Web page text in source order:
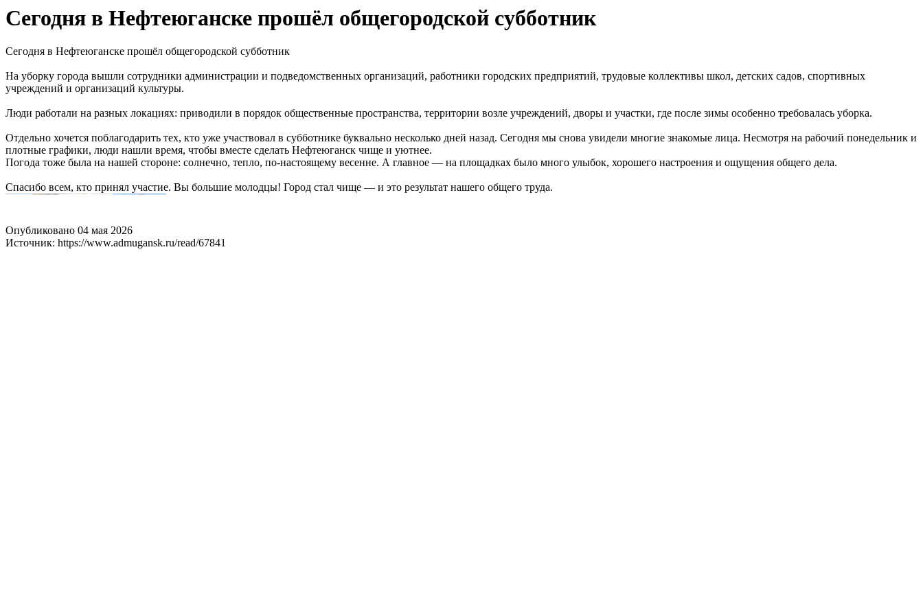
Сегодня в Нефтеюганске прошёл общегородской субботник
Сегодня в Нефтеюганске прошёл общегородской субботник
На уборку города вышли сотрудники администрации и подведомственных организаций, работники городских предприятий, трудовые коллективы школ, детских садов, спортивных
учреждений и организаций культуры.
Люди работали на разных локациях: приводили в порядок общественные пространства, территории возле учреждений, дворы и участки, где после зимы особенно требовалась уборка.
Отдельно хочется поблагодарить тех, кто уже участвовал в субботнике буквально несколько дней назад. Сегодня мы снова увидели многие знакомые лица. Несмотря на рабочий понедельник и
плотные графики, люди нашли время, чтобы вместе сделать Нефтеюганск чище и уютнее.
Погода тоже была на нашей стороне: солнечно, тепло, по-настоящему весенне. А главное — на площадках было много улыбок, хорошего настроения и ощущения общего дела.
Спасибо всем, кто принял участие. Вы большие молодцы! Город стал чище — и это результат нашего общего труда.
Опубликовано 04 мая 2026
Источник: https://www.admugansk.ru/read/67841